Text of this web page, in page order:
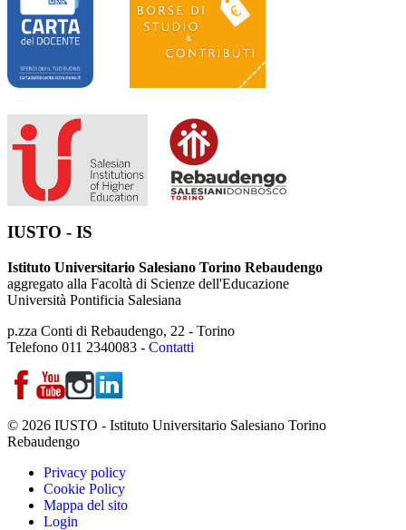
IUSTO - IS
Istituto Universitario Salesiano Torino Rebaudengo
aggregato alla Facoltà di Scienze dell'Educazione
Università Pontificia Salesiana
p.zza Conti di Rebaudengo, 22 - Torino
Telefono 011 2340083 - Contatti
© 2026 IUSTO - Istituto Universitario Salesiano Torino
Rebaudengo
Privacy policy
Cookie Policy
Mappa del sito
Login